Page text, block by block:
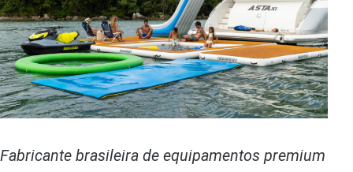
Fabricante brasileira de equipamentos premium